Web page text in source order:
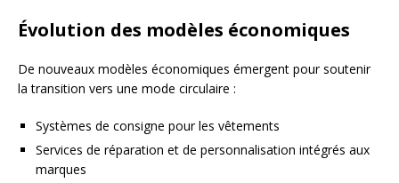
Évolution des modèles économiques
De nouveaux modèles économiques émergent pour soutenir
la transition vers une mode circulaire :
Systèmes de consigne pour les vêtements
Services de réparation et de personnalisation intégrés aux
marques